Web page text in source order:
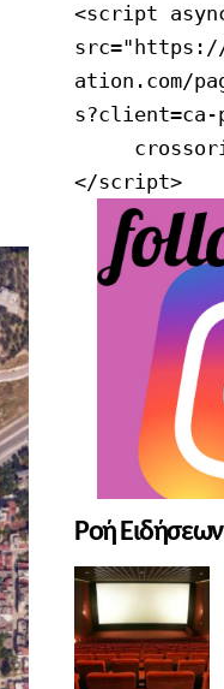
<script
src="https://
ation.com/
s?client=ca-
</script>
Ροή Ειδήσεων